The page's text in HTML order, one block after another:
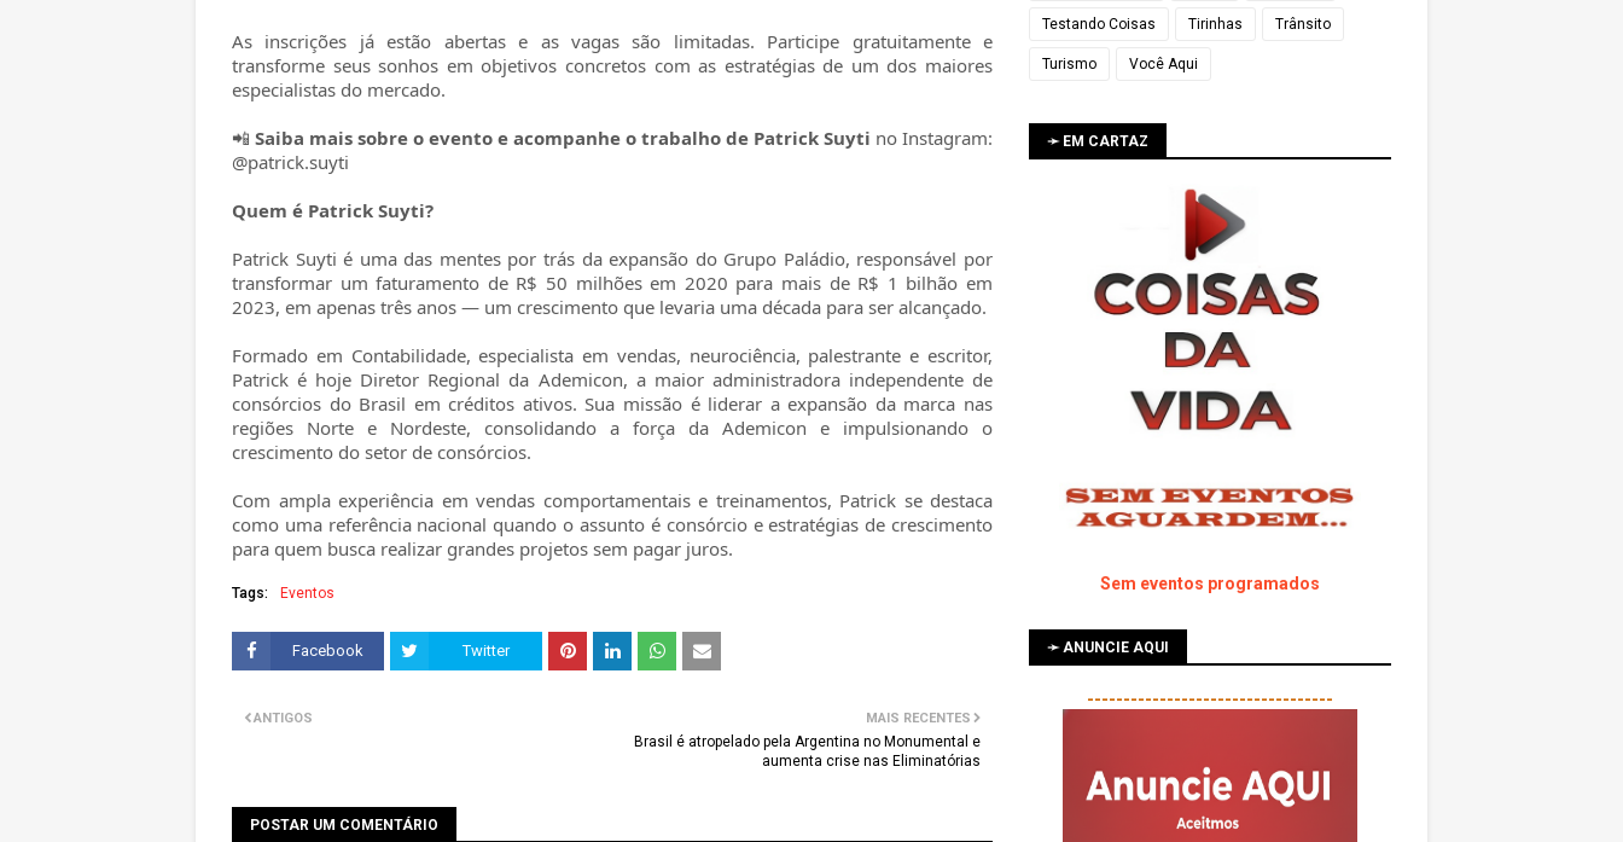
As inscrições já estão abertas e as vagas são limitadas. Participe gratuitamente e
transforme seus sonhos em objetivos concretos com as estratégias de um dos maiores
especialistas do mercado.
📲 Saiba mais sobre o evento e acompanhe o trabalho de Patrick Suyti no Instagram:
@patrick.suyti
Quem é Patrick Suyti?
Patrick Suyti é uma das mentes por trás da expansão do Grupo Paládio, responsável por
transformar um faturamento de R$ 50 milhões em 2020 para mais de R$ 1 bilhão em
2023, em apenas três anos — um crescimento que levaria uma década para ser alcançado.
Formado em Contabilidade, especialista em vendas, neurociência, palestrante e escritor,
Patrick é hoje Diretor Regional da Ademicon, a maior administradora independente de
consórcios do Brasil em créditos ativos. Sua missão é liderar a expansão da marca nas
regiões Norte e Nordeste, consolidando a força da Ademicon e impulsionando o
crescimento do setor de consórcios.
Com ampla experiência em vendas comportamentais e treinamentos, Patrick se destaca
como uma referência nacional quando o assunto é consórcio e estratégias de crescimento
para quem busca realizar grandes projetos sem pagar juros.
Tags: Eventos
Facebook Twitter
MAIS RECENTES
Brasil é atropelado pela Argentina no Monumental e
aumenta crise nas Eliminatórias
ANTIGOS
POSTAR UM COMENTÁRIO
Testando Coisas Tirinhas Trânsito
Turismo Você Aqui
➛ EM CARTAZ
Sem eventos programados
➛ ANUNCIE AQUI
----------------------------------